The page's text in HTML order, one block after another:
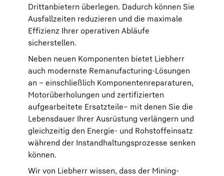
Drittanbietern überlegen. Dadurch können Sie
Ausfallzeiten reduzieren und die maximale
Effizienz Ihrer operativen Abläufe
sicherstellen.​
Neben neuen Komponenten bietet Liebherr
auch modernste Remanufacturing-Lösungen
an – einschließlich Komponentenreparaturen,
Motorüberholungen und zertifizierten
aufgearbeitete Ersatzteile– mit denen Sie die
Lebensdauer Ihrer Ausrüstung verlängern und
gleichzeitig den Energie- und Rohstoffeinsatz
während der Instandhaltungsprozesse senken
können. ​
Wir von Liebherr wissen, dass der Mining-